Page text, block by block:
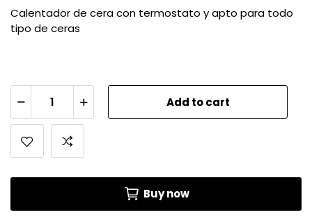
Calentador de cera con termostato y apto para todo
tipo de ceras
Add to cart
Buy now